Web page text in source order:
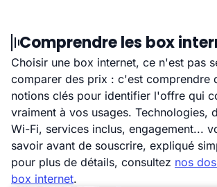
Comprendre les box
Choisir une box internet, ce n'est pas
comparer des prix : c'est comprendre
notions clés pour identifier l'offre qui
vraiment à vos usages. Technologies,
Wi-Fi, services inclus, engagement...
savoir avant de souscrire, expliqué
pour plus de détails, consultez nos
box internet.